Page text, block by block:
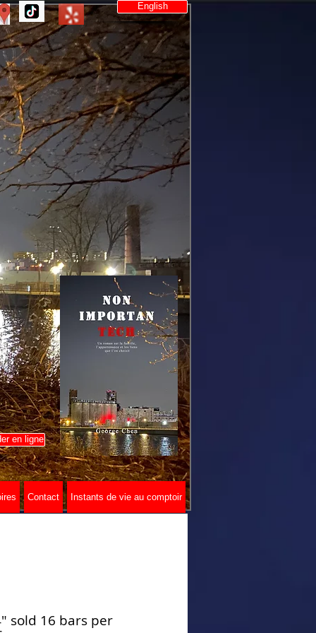
English
Contact Instants de vie au comptoir
en ligne
sold 16 bars per